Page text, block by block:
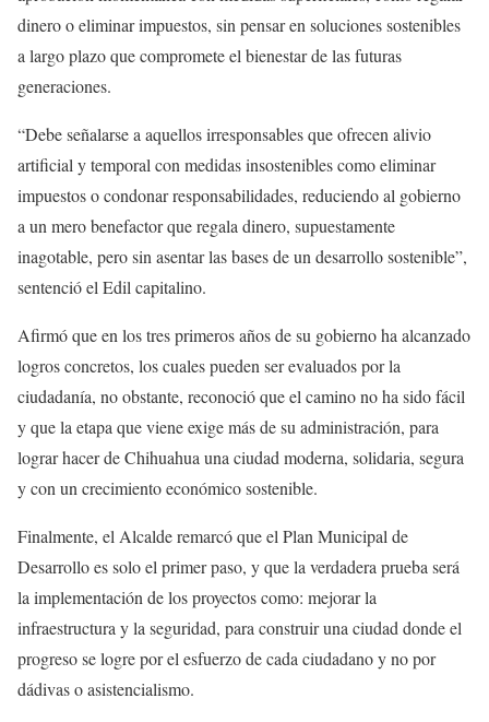
dinero o eliminar impuestos, sin pensar en soluciones sostenibles
a largo plazo que compromete el bienestar de las futuras
generaciones.
“Debe señalarse a aquellos irresponsables que ofrecen alivio
artificial y temporal con medidas insostenibles como eliminar
impuestos o condonar responsabilidades, reduciendo al gobierno
a un mero benefactor que regala dinero, supuestamente
inagotable, pero sin asentar las bases de un desarrollo sostenible”,
sentenció el Edil capitalino.
Afirmó que en los tres primeros años de su gobierno ha alcanzado
logros concretos, los cuales pueden ser evaluados por la
ciudadanía, no obstante, reconoció que el camino no ha sido fácil
y que la etapa que viene exige más de su administración, para
lograr hacer de Chihuahua una ciudad moderna, solidaria, segura
y con un crecimiento económico sostenible.
Finalmente, el Alcalde remarcó que el Plan Municipal de
Desarrollo es solo el primer paso, y que la verdadera prueba será
la implementación de los proyectos como: mejorar la
infraestructura y la seguridad, para construir una ciudad donde el
progreso se logre por el esfuerzo de cada ciudadano y no por
dádivas o asistencialismo.